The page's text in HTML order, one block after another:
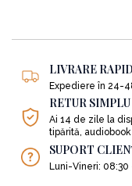
LIVRARE
Expediere în 24-
RETUR SIMPLU
Ai 14 de zile la
tipărită, audiobook
SUPORT
Luni-Vineri: 08:30